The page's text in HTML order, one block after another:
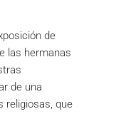
de
las hermanas
de una
religiosas, que